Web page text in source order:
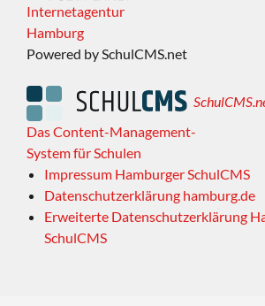
Internetagentur
Hamburg
Powered by SchulCMS.net
Das Content-Management-
System für Schulen
Impressum Hamburger SchulCMS
Datenschutzerklärung hamburg.de
Erweiterte Datenschutzerklärung
SchulCMS